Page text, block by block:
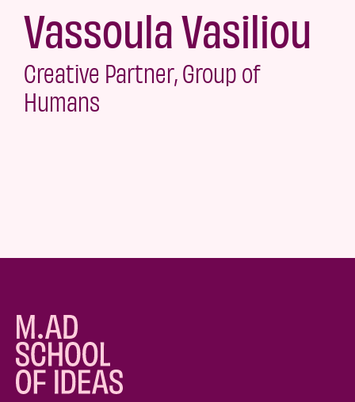
Vassoula Vasiliou
Creative Partner, Group of
Humans